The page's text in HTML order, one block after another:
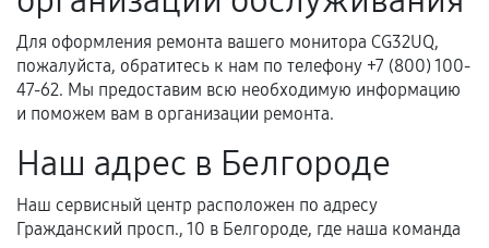
Когда гарантия не действует
механические повреждения, попадание влаги,
перегрев, коррозия.
Самостоятельный ремонт или вмешательство
Для оформления ремонта вашего монитора CG32UQ,
пожалуйста, обратитесь к нам по телефону +7 (800) 100-
47-62. Мы предоставим всю необходимую информацию
и поможем вам в организации ремонта.
Наш адрес в Белгороде
Наш сервисный центр расположен по адресу
Гражданский просп., 10 в Белгороде, где наша команда